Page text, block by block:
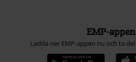
EMP-appen
Ladda ner EMP-appen nu och ta